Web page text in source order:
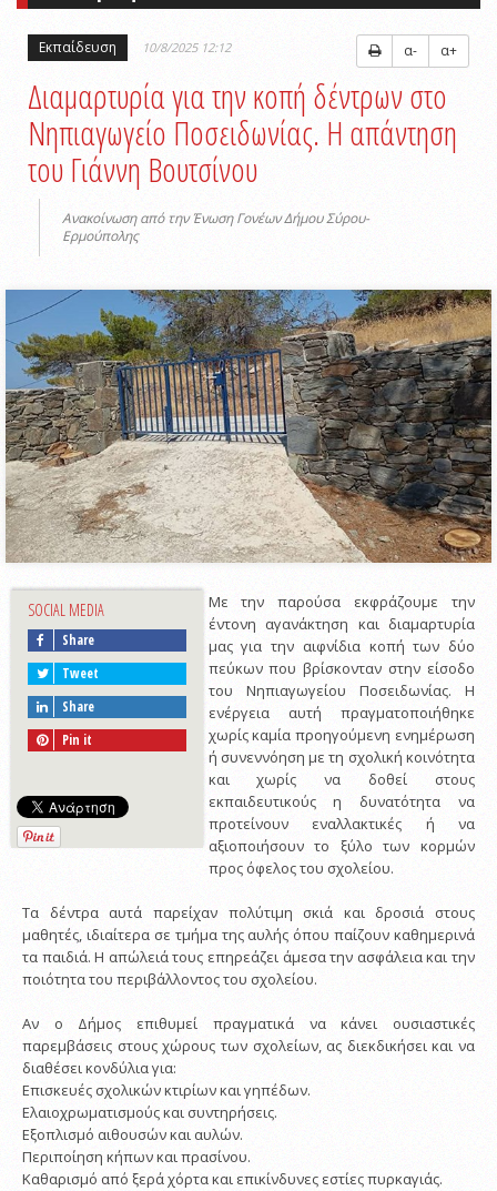
Εκπαίδευση 10/8/2025 12:12 α- α+
Διαμαρτυρία για την κοπή δέντρων στο
Νηπιαγωγείο Ποσειδωνίας. Η απάντηση
του Γιάννη Βουτσίνου
Aνακοίνωση από την Ένωση Γονέων Δήμου Σύρου-
Ερμούπολης
SOCIAL MEDIA
Share
Tweet
Share
Pin it
Με την παρούσα εκφράζουμε την
έντονη αγανάκτηση και διαμαρτυρία
μας για την αιφνίδια κοπή των δύο
πεύκων που βρίσκονταν στην είσοδο
του Νηπιαγωγείου Ποσειδωνίας. Η
ενέργεια αυτή πραγματοποιήθηκε
χωρίς καμία προηγούμενη ενημέρωση
ή συνεννόηση με τη σχολική κοινότητα
και χωρίς να δοθεί στους
εκπαιδευτικούς η δυνατότητα να
προτείνουν εναλλακτικές ή να
αξιοποιήσουν το ξύλο των κορμών
προς όφελος του σχολείου.
Τα δέντρα αυτά παρείχαν πολύτιμη σκιά και δροσιά στους
μαθητές, ιδιαίτερα σε τμήμα της αυλής όπου παίζουν καθημερινά
τα παιδιά. Η απώλειά τους επηρεάζει άμεσα την ασφάλεια και την
ποιότητα του περιβάλλοντος του σχολείου.
Αν ο Δήμος επιθυμεί πραγματικά να κάνει ουσιαστικές
παρεμβάσεις στους χώρους των σχολείων, ας διεκδικήσει και να
διαθέσει κονδύλια για:
Επισκευές σχολικών κτιρίων και γηπέδων.
Ελαιοχρωματισμούς και συντηρήσεις.
Εξοπλισμό αιθουσών και αυλών.
Περιποίηση κήπων και πρασίνου.
Καθαρισμό από ξερά χόρτα και επικίνδυνες εστίες πυρκαγιάς.